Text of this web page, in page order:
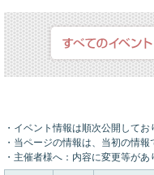
・イベント情報は順次公開して
・当ページの情報は、当初の情
・主催者様へ：内容に変更等が